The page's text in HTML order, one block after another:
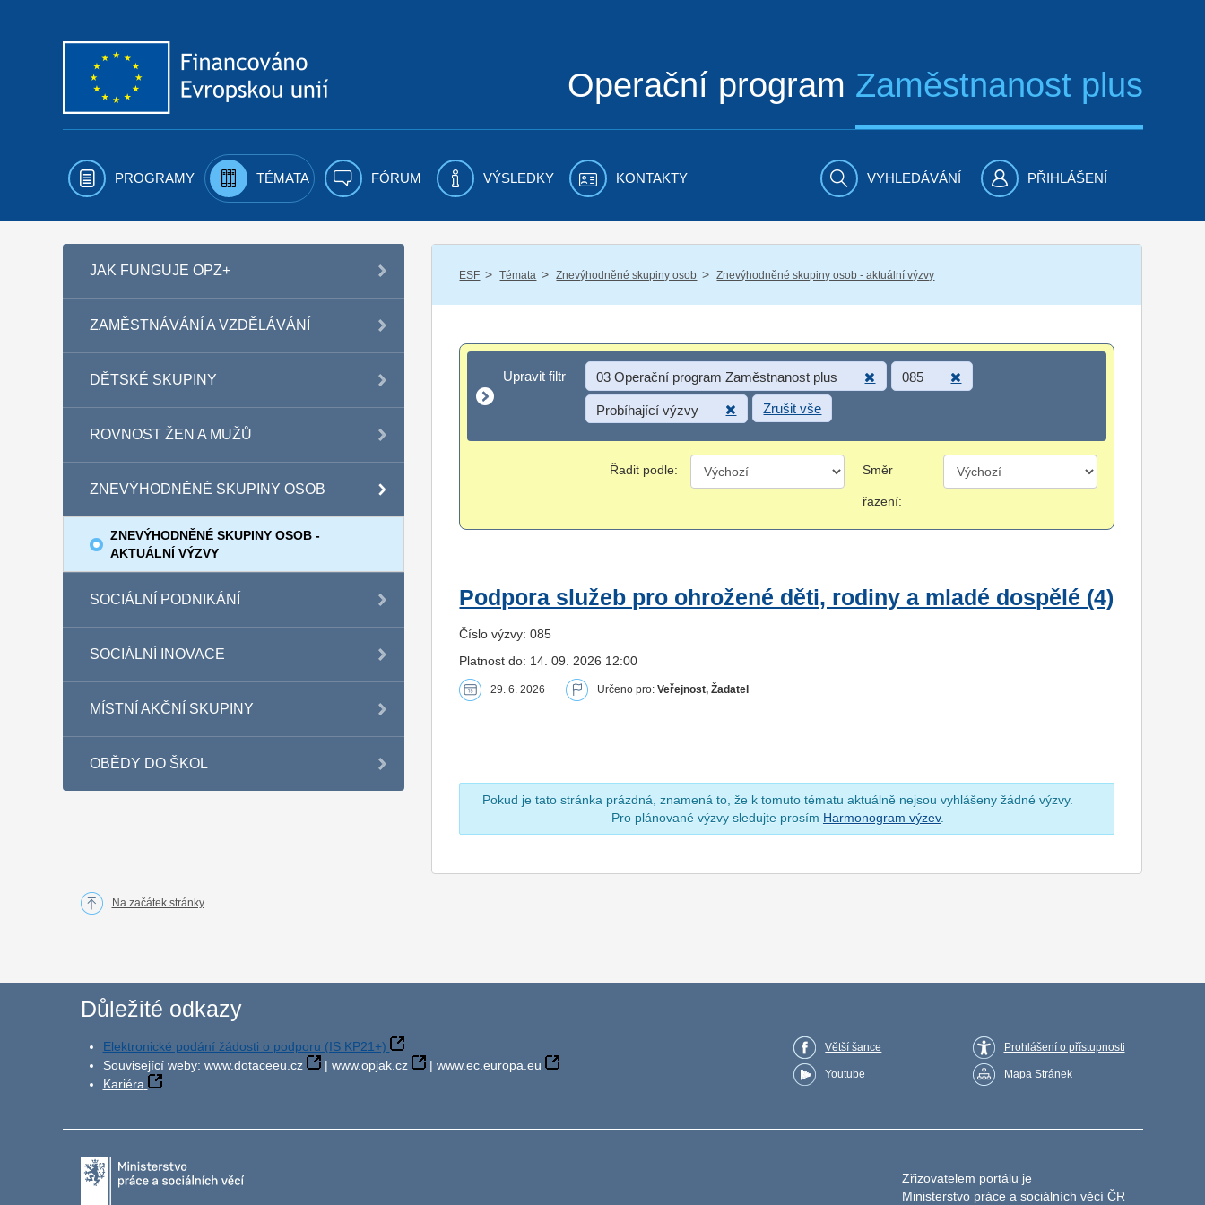
Operační program Zaměstnanost plus
PROGRAMY TÉMATA FÓRUM VÝSLEDKY KONTAKTY VYHLEDÁVÁNÍ PŘIHLÁŠENÍ
JAK FUNGUJE OPZ+
ZAMĚSTNÁVÁNÍ A VZDĚLÁVÁNÍ
DĚTSKÉ SKUPINY
ROVNOST ŽEN A MUŽŮ
ZNEVÝHODNĚNÉ SKUPINY OSOB
ZNEVÝHODNĚNÉ SKUPINY OSOB -
AKTUÁLNÍ VÝZVY
SOCIÁLNÍ PODNIKÁNÍ
SOCIÁLNÍ INOVACE
MÍSTNÍ AKČNÍ SKUPINY
OBĚDY DO ŠKOL
ESF / Témata / Znevýhodněné skupiny osob / Znevýhodněné skupiny osob - aktuální výzvy
Upravit filtr
Upravit filtr 03 Operační program Zaměstnanost plus 085
Probíhající výzvy Zrušit vše
Řadit podle: Směr
řazení:
Podpora služeb pro ohrožené děti, rodiny a mladé dospělé (4)
Číslo výzvy: 085
Platnost do: 14. 09. 2026 12:00
29. 6. 2026 Určeno pro:Veřejnost, Žadatel
Pokud je tato stránka prázdná, znamená to, že k tomuto tématu aktuálně nejsou vyhlášeny žádné výzvy.
Pro plánované výzvy sledujte prosím Harmonogram výzev.
Na začátek stránky
Důležité odkazy
Elektronické podání žádosti o podporu (IS KP21+)
Související weby: www.dotaceeu.cz | www.opjak.cz | www.ec.europa.eu
Kariéra
Větší šance
Youtube
Prohlášení o přístupnosti
Mapa Stránek
Zřizovatelem portálu je
Ministerstvo práce a sociálních věcí ČR